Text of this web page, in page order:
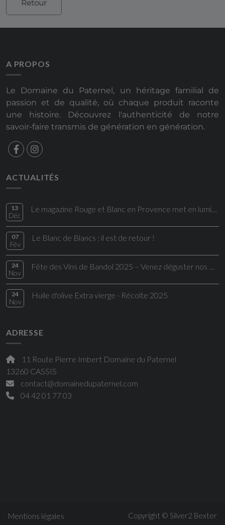
Retour
A PROPOS
Le Domaine du Paternel, un héritage familial de
passion et de qualité, où chaque produit raconte
une histoire. Découvrez l'authenticité de notre
savoir-faire transmis de génération en génération.
ACTUALITÉS
13
Déc
07
Fév
Le Blanc de Blancs : il est de retour !
24
Nov
24
Nov
Huile d'olive Extra vierge - Récolte 2025
ADRESSE
11 Route Pierre Imbert Domaine du Paternel
13260 CASSIS
contact@domainedupaternel.com
04 42 01 77 03
Mentions légales Copyright © Silver2 Bexter